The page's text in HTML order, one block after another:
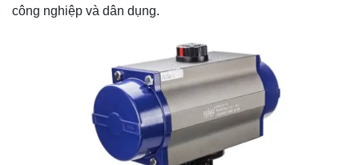
công nghiệp và dân dụng.